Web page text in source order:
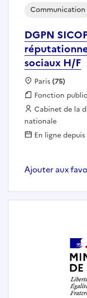
DGPN
sociaux H/F
Communication
Localisation :
Paris(75)
Fonction
Fonction
Employeur :
Cabinet de la
nationale
En ligne
Ajouter aux